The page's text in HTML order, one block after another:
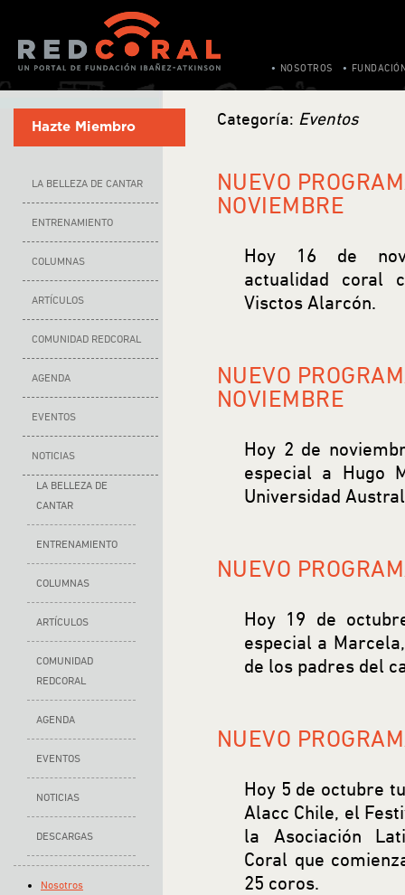
NOSOTROS
Hazte Miembro
LA BELLEZA DE CANTAR
ENTRENAMIENTO
COLUMNAS
ARTÍCULOS
COMUNIDAD REDCORAL
AGENDA
EVENTOS
NOTICIAS
LA BELLEZA DE
CANTAR
ENTRENAMIENTO
COLUMNAS
ARTÍCULOS
COMUNIDAD
REDCORAL
AGENDA
EVENTOS
NOTICIAS
DESCARGAS
Nosotros
Categoría: Eventos
NUEVO
NOVIEMBRE
Hoy 16 de
actualidad coral
Visctos Alarcón.
NUEVO
NOVIEMBRE
Hoy 2 de
especial a Hugo
Universidad
NUEVO
Hoy 19 de
especial a
de los padres del
NUEVO
Hoy 5 de octubre
Alacc Chile, el
la Asociación
Coral que
25 coros.